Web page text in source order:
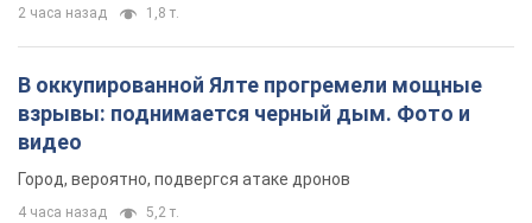
2 часа назад 1,8 т.
В оккупированной Ялте прогремели мощные
взрывы: поднимается черный дым. Фото и
видео
Город, вероятно, подвергся атаке дронов
4 часа назад 5,2 т.